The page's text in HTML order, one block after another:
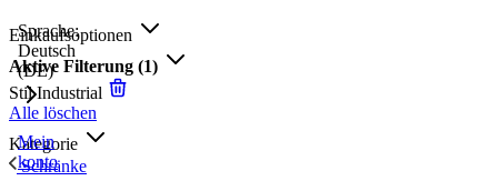
Sprache:
Deutsch
(DE)
Mein
konto
Einkaufsoptionen
Aktive Filterung (1)
Stil Industrial
Alle löschen
Kategorie
Schränke